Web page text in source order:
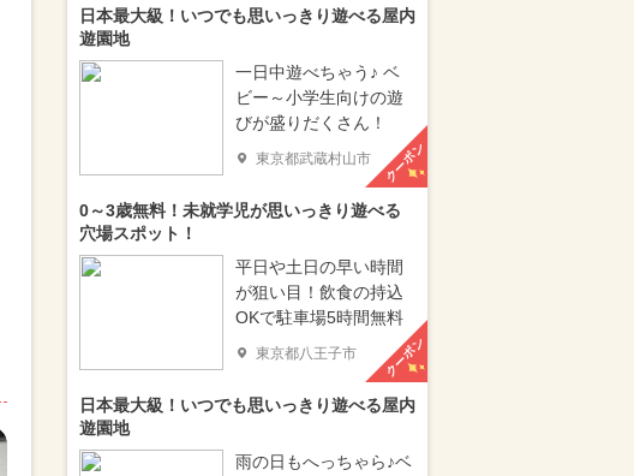
日本最大級！いつでも思いっきり遊べる屋内
遊園地
一日中遊べちゃう♪ ベ
ビー～小学生向けの遊
びが盛りだくさん！
東京都武蔵村山市 クーポン
0～3歳無料！未就学児が思いっきり遊べる
穴場スポット！
平日や土日の早い時間
が狙い目！飲食の持込
OKで駐車場5時間無料
東京都八王子市 クーポン
日本最大級！いつでも思いっきり遊べる屋内
遊園地
雨の日もへっちゃら♪ベ